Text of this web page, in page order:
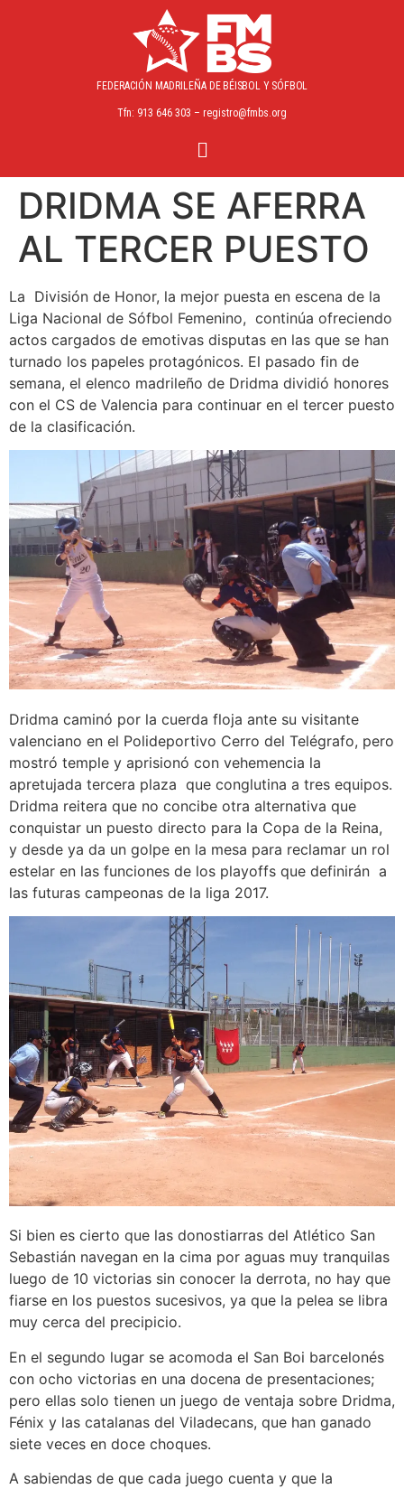
FEDERACIÓN MADRILEÑA DE BÉISBOL Y SÓFBOL
Tfn: 913 646 303 – registro@fmbs.org
DRIDMA SE AFERRA
AL TERCER PUESTO
La División de Honor, la mejor puesta en escena de la
Liga Nacional de Sófbol Femenino, continúa ofreciendo
actos cargados de emotivas disputas en las que se han
turnado los papeles protagónicos. El pasado fin de
semana, el elenco madrileño de Dridma dividió honores
con el CS de Valencia para continuar en el tercer puesto
de la clasificación.
Dridma caminó por la cuerda floja ante su visitante
valenciano en el Polideportivo Cerro del Telégrafo, pero
mostró temple y aprisionó con vehemencia la
apretujada tercera plaza que conglutina a tres equipos.
Dridma reitera que no concibe otra alternativa que
conquistar un puesto directo para la Copa de la Reina,
y desde ya da un golpe en la mesa para reclamar un rol
estelar en las funciones de los playoffs que definirán a
las futuras campeonas de la liga 2017.
Si bien es cierto que las donostiarras del Atlético San
Sebastián navegan en la cima por aguas muy tranquilas
luego de 10 victorias sin conocer la derrota, no hay que
fiarse en los puestos sucesivos, ya que la pelea se libra
muy cerca del precipicio.
En el segundo lugar se acomoda el San Boi barcelonés
con ocho victorias en una docena de presentaciones;
pero ellas solo tienen un juego de ventaja sobre Dridma,
Fénix y las catalanas del Viladecans, que han ganado
siete veces en doce choques.
A sabiendas de que cada juego cuenta y que la